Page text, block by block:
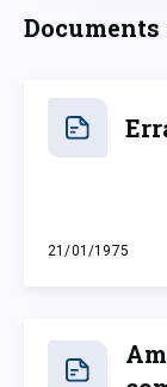
21/01/1975
mardi 21